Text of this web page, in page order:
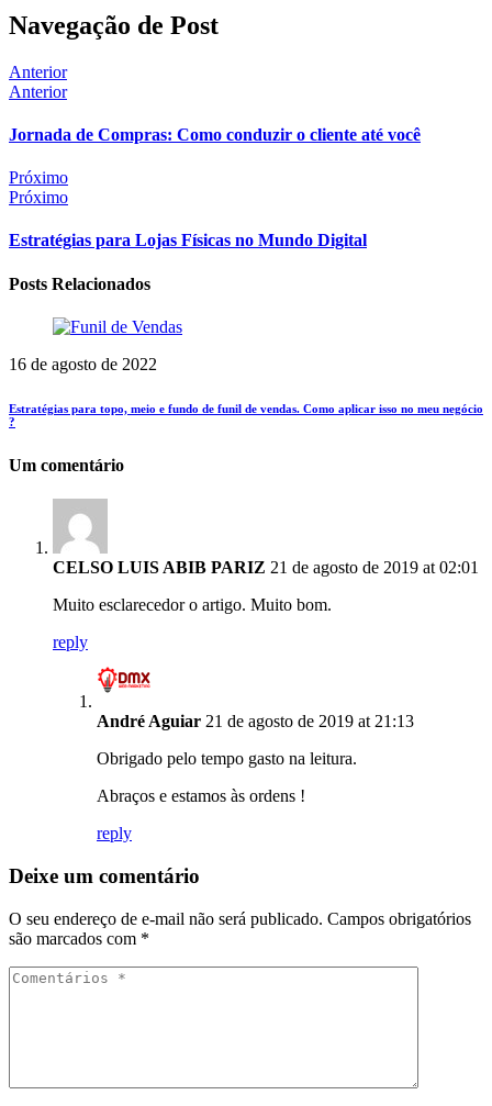
Navegação de Post
Anterior
Anterior
Jornada de Compras: Como conduzir o cliente até você
Próximo
Próximo
Estratégias para Lojas Físicas no Mundo Digital
Posts Relacionados
16 de agosto de 2022
Estratégias para topo, meio e fundo de funil de vendas. Como aplicar isso no meu negócio
?
Um comentário
CELSO LUIS ABIB PARIZ 21 de agosto de 2019 at 02:01
Muito esclarecedor o artigo. Muito bom.
reply
André Aguiar 21 de agosto de 2019 at 21:13
Obrigado pelo tempo gasto na leitura.
Abraços e estamos às ordens !
reply
Deixe um comentário
O seu endereço de e-mail não será publicado. Campos obrigatórios
são marcados com *